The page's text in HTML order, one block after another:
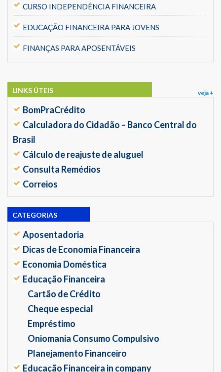
CURSO INDEPENDÊNCIA FINANCEIRA
EDUCAÇÃO FINANCEIRA PARA JOVENS
FINANÇAS PARA APOSENTÁVEIS
veja +
LINKS ÚTEIS
BomPraCrédito
Calculadora do Cidadão – Banco Central do
Brasil
Cálculo de reajuste de aluguel
Consulta Remédios
Correios
CATEGORIAS
Aposentadoria
Dicas de Economia Financeira
Economia Doméstica
Educação Financeira
Cartão de Crédito
Cheque especial
Empréstimo
Oniomania Consumo Compulsivo
Planejamento Financeiro
Educação Financeira in company